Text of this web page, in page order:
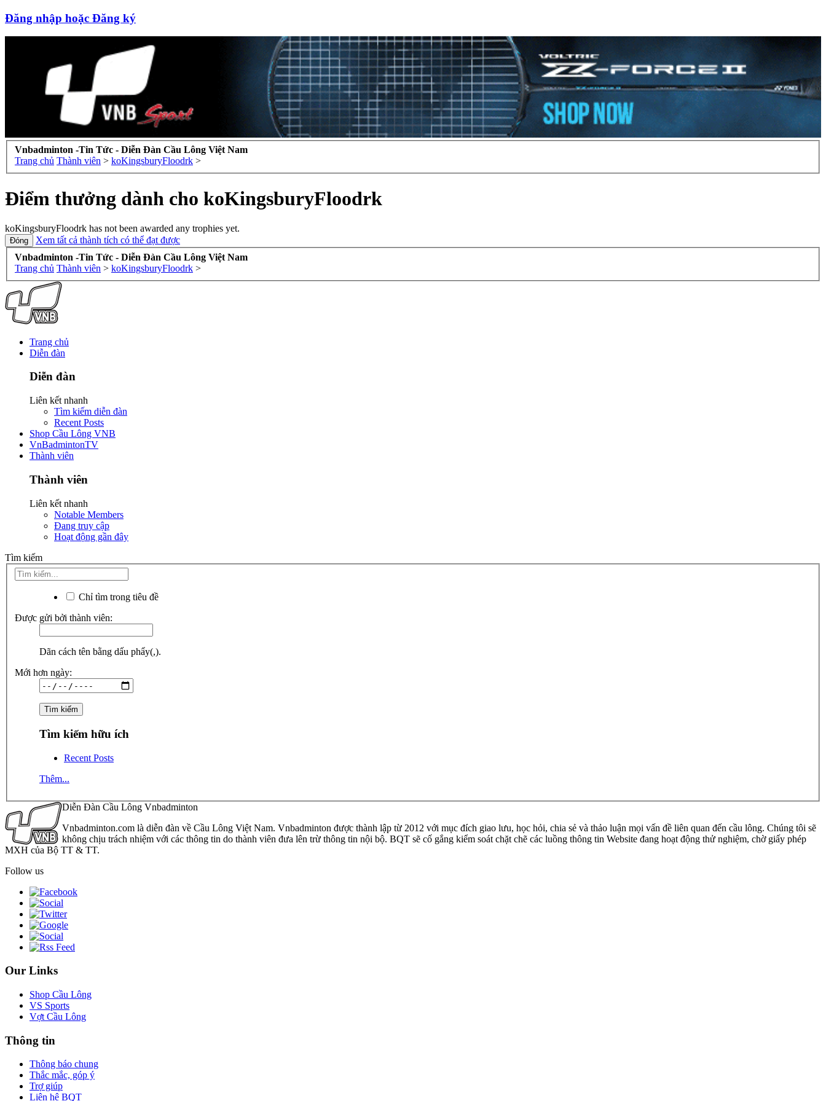
Đăng nhập hoặc Đăng ký
Vnbadminton -Tin Tức - Diễn Đàn Cầu Lông Việt Nam
Trang chủ Thành viên > koKingsburyFloodrk >
Điểm thưởng dành cho koKingsburyFloodrk
koKingsburyFloodrk has not been awarded any trophies yet.
Xem tất cả thành tích có thể đạt được
Vnbadminton -Tin Tức - Diễn Đàn Cầu Lông Việt Nam
Trang chủ Thành viên > koKingsburyFloodrk >
Trang chủ
Diễn đàn
Diễn đàn
Liên kết nhanh
Tìm kiếm diễn đàn
Recent Posts
Shop Cầu Lông VNB
VnBadmintonTV
Thành viên
Thành viên
Liên kết nhanh
Notable Members
Đang truy cập
Hoạt động gần đây
Tìm kiếm
Chỉ tìm trong tiêu đề
Được gửi bởi thành viên:
Dãn cách tên bằng dấu phẩy(,).
Mới hơn ngày:
Tìm kiếm hữu ích
Recent Posts
Thêm...
Diễn Đàn Cầu Lông Vnbadminton
Vnbadminton.com là diễn đàn về Cầu Lông Việt Nam. Vnbadminton được thành lập từ 2012 với mục đích giao lưu, học hỏi, chia sẻ và thảo luận mọi vấn đề liên quan đến cầu lông. Chúng tôi sẽ
không chịu trách nhiệm với các thông tin do thành viên đưa lên trừ thông tin nội bộ. BQT sẽ cố gắng kiểm soát chặt chẽ các luồng thông tin Website đang hoạt động thử nghiệm, chờ giấy phép
MXH của Bộ TT & TT.
Follow us
Our Links
Shop Cầu Lông
VS Sports
Vợt Cầu Lông
Thông tin
Thông báo chung
Thắc mắc, góp ý
Trợ giúp
Liên hệ BQT